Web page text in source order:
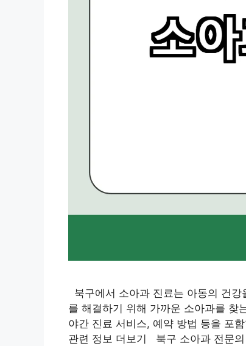
북구에서 소아과 진료는 아동의 건
를 해결하기 위해 가까운 소아과를 찾
야간 진료 서비스, 예약 방법 등을 포
관련 정보 더보기 북구 소아과 전문